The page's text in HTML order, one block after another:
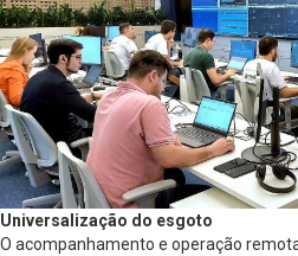
Universalização do esgoto
O acompanhamento e operação